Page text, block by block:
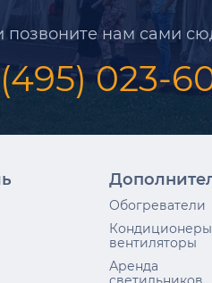
позвоните нам сами
023-
Обогреватели
вентиляторы
Аренда